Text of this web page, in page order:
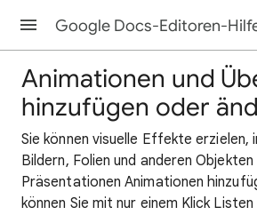
Google Docs-Editoren-
Animationen und
hinzufügen oder
Sie können visuelle Effekte erzielen,
Bildern, Folien und anderen
Präsentationen Animationen
können Sie mit nur einem Klick Listen